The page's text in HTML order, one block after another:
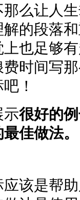
么让人
的段落
也足够
时间写
！
示很好的
佳做法。
该是帮